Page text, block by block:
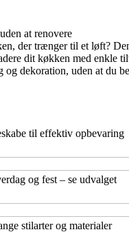
at renovere
der trænger til et løft?
dit køkken med enkle
og dekoration, uden at du
til effektiv opbevaring
og fest – se udvalget
stilarter og materialer